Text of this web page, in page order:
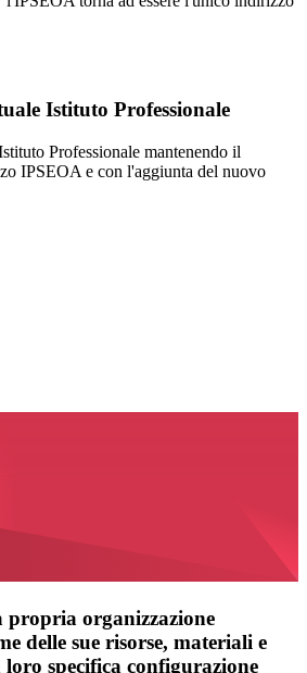
Istituto Professionale
Professionale mantenendo il
IPSEOA e con l'aggiunta del nuovo
propria organizzazione
delle sue risorse, materiali e
specifica configurazione